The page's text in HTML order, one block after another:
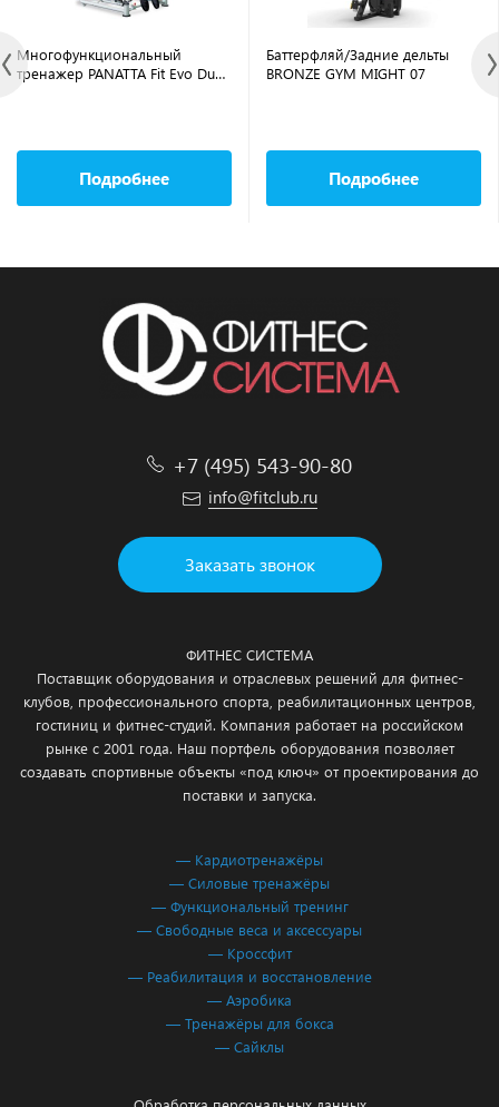
Многофункциональный
тренажер PANATTA Fit Evo Dual
Подробнее
Баттерфляй/Задние дельты
BRONZE GYM MIGHT 07
Подробнее
+7 (495) 543-90-80
info@fitclub.ru
Заказать звонок
ФИТНЕС СИСТЕМА
Поставщик оборудования и отраслевых решений для фитнес-
клубов, профессионального спорта, реабилитационных центров,
гостиниц и фитнес-студий. Компания работает на российском
рынке с 2001 года. Наш портфель оборудования позволяет
создавать спортивные объекты «под ключ» от проектирования до
поставки и запуска.
— Кардиотренажёры
— Силовые тренажёры
— Функциональный тренинг
— Свободные веса и аксессуары
— Кроссфит
— Реабилитация и восстановление
— Аэробика
— Тренажёры для бокса
— Сайклы